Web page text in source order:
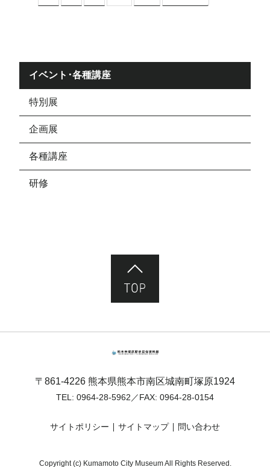
イベント･各種講座
特別展
企画展
各種講座
研修
〒861-4226 熊本県熊本市南区城南町塚原1924
TEL: 0964-28-5962 ／FAX: 0964-28-0154
サイトポリシー サイトマップ 問い合わせ
Copyright (c) Kumamoto City Museum All Rights Reserved.